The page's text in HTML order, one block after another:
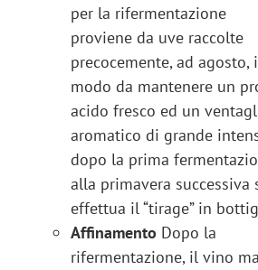
per la rifermentazione
proviene da uve raccolte
precocemente, ad agosto,
modo da mantenere un
acido fresco ed un
aromatico di grande
dopo la prima
alla primavera successiva
effettua il “tirage” in
Affinamento Dopo la
rifermentazione, il vino